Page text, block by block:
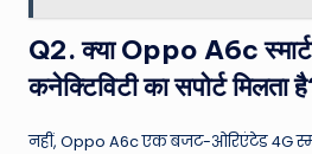
Q2. क्या Oppo A6c
कनेक्टिविटी का सपोर्ट मिलता
नहीं, Oppo A6c एक बजट-ओरिएंटेड 4G